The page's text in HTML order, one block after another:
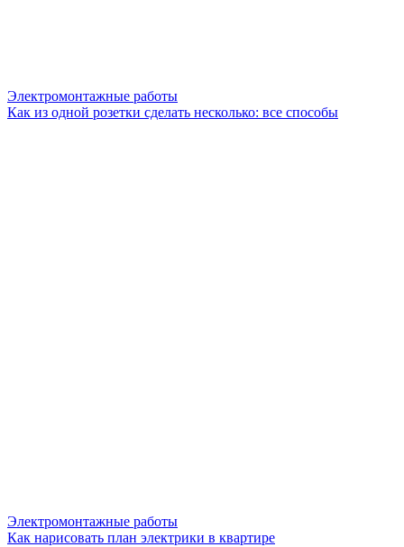
Электромонтажные работы
Как из одной розетки сделать несколько: все способы
Электромонтажные работы
Как нарисовать план электрики в квартире